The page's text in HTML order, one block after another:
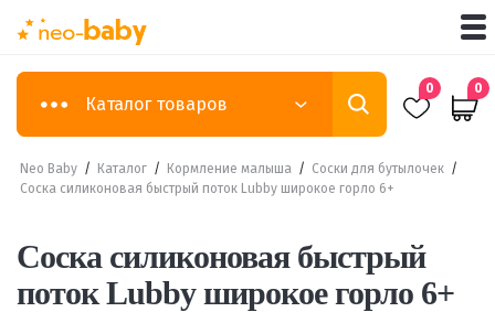
Каталог товаров
0 0
Neo Baby / Каталог / Кормление малыша / Соски для бутылочек /
Соска силиконовая быстрый поток Lubby широкое горло 6+
Соска силиконовая быстрый
поток Lubby широкое горло 6+